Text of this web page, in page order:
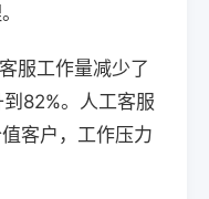
服工作量减少了
82%。人工客服
客户，工作压力